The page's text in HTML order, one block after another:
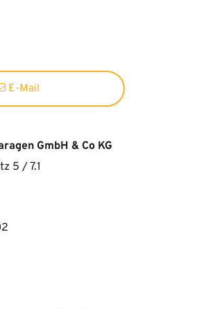
E-Mail
GmbH & Co KG
5 / 7.1